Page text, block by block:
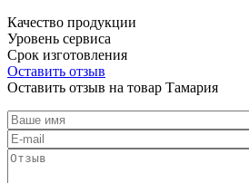
Качество продукции
Уровень сервиса
Срок изготовления
Оставить отзыв
Оставить отзыв на товар Тамария